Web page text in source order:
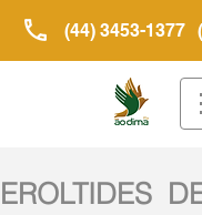
(44) 3453-1377
EROLTIDES